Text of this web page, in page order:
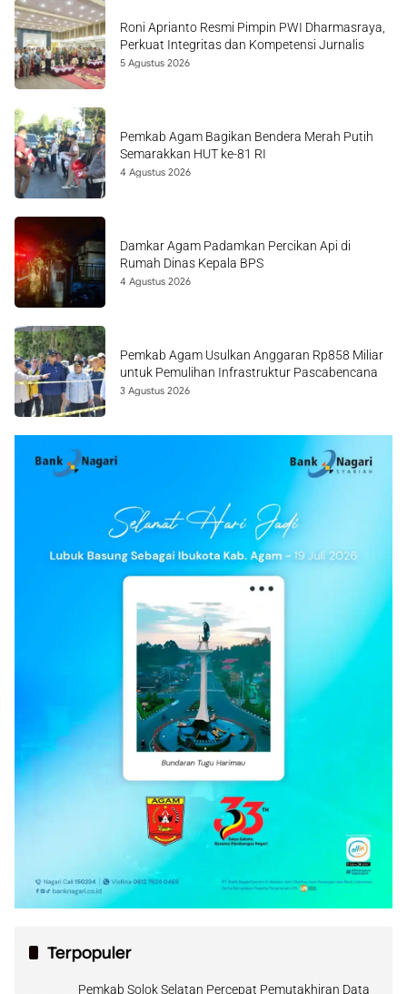
Roni Aprianto Resmi Pimpin PWI Dharmasraya,
Perkuat Integritas dan Kompetensi Jurnalis
5 Agustus 2026
Pemkab Agam Bagikan Bendera Merah Putih
Semarakkan HUT ke-81 RI
4 Agustus 2026
Damkar Agam Padamkan Percikan Api di
Rumah Dinas Kepala BPS
4 Agustus 2026
Pemkab Agam Usulkan Anggaran Rp858 Miliar
untuk Pemulihan Infrastruktur Pascabencana
3 Agustus 2026
Terpopuler
Pemkab Solok Selatan Percepat Pemutakhiran Data